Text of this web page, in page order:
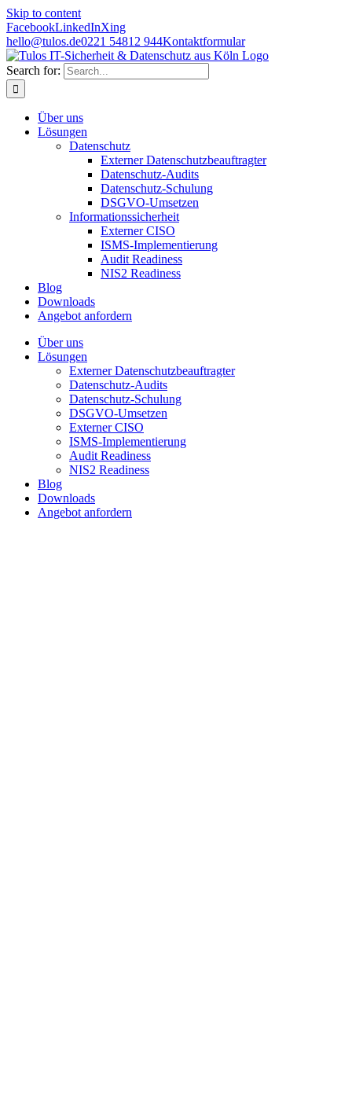
Skip to content
FacebookLinkedInXing
hello@tulos.de0221 54812 944Kontaktformular
Search for:
Über uns
Lösungen
Datenschutz
Externer Datenschutzbeauftragter
Datenschutz-Audits
Datenschutz-Schulung
DSGVO-Umsetzen
Informationssicherheit
Externer CISO
ISMS-Implementierung
Audit Readiness
NIS2 Readiness
Blog
Downloads
Angebot anfordern
Über uns
Lösungen
Externer Datenschutzbeauftragter
Datenschutz-Audits
Datenschutz-Schulung
DSGVO-Umsetzen
Externer CISO
ISMS-Implementierung
Audit Readiness
NIS2 Readiness
Blog
Downloads
Angebot anfordern